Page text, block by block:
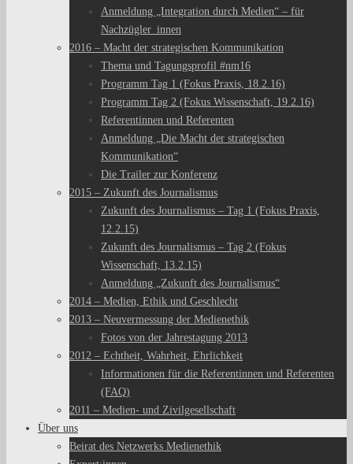
Anmeldung „Integration durch Medien“ – für
Nachzügler_innen
2016 – Macht der strategischen Kommunikation
Thema und Tagungsprofil #nm16
Programm Tag 1 (Fokus Praxis, 18.2.16)
Programm Tag 2 (Fokus Wissenschaft, 19.2.16)
Referentinnen und Referenten
Anmeldung „Die Macht der strategischen
Kommunikation“
Die Trailer zur Konferenz
2015 – Zukunft des Journalismus
Zukunft des Journalismus – Tag 1 (Fokus Praxis,
12.2.15)
Zukunft des Journalismus – Tag 2 (Fokus
Wissenschaft, 13.2.15)
Anmeldung „Zukunft des Journalismus“
2014 – Medien, Ethik und Geschlecht
2013 – Neuvermessung der Medienethik
Fotos von der Jahrestagung 2013
2012 – Echtheit, Wahrheit, Ehrlichkeit
Informationen für die Referentinnen und Referenten
(FAQ)
2011 – Medien- und Zivilgesellschaft
Über uns
Beirat des Netzwerks Medienethik